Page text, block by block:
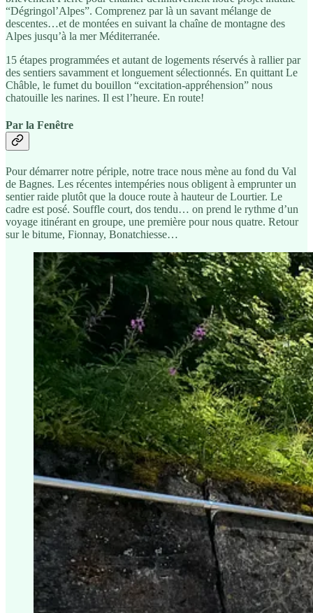
“Dégringol’Alpes”. Comprenez par là un savant mélange de
descentes…et de montées en suivant la chaîne de montagne des
Alpes jusqu’à la mer Méditerranée.
15 étapes programmées et autant de logements réservés à rallier par
des sentiers savamment et longuement sélectionnés. En quittant Le
Châble, le fumet du bouillon “excitation-appréhension” nous
chatouille les narines. Il est l’heure. En route!
Par la Fenêtre
Pour démarrer notre périple, notre trace nous mène au fond du Val
de Bagnes. Les récentes intempéries nous obligent à emprunter un
sentier raide plutôt que la douce route à hauteur de Lourtier. Le
cadre est posé. Souffle court, dos tendu… on prend le rythme d’un
voyage itinérant en groupe, une première pour nous quatre. Retour
sur le bitume, Fionnay, Bonatchiesse…